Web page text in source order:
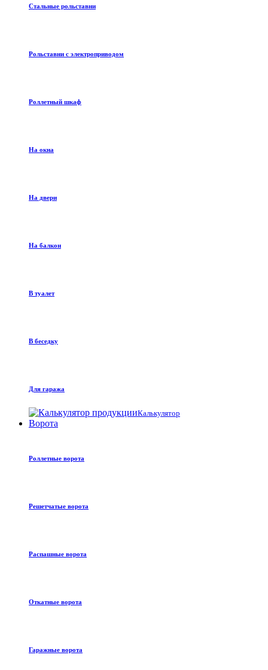
Стальные рольставни
Рольставни с электроприводом
Роллетный шкаф
На окна
На двери
На балкон
В туалет
В беседку
Для гаража
Калькулятор
Ворота
Роллетные ворота
Решетчатые ворота
Распашные ворота
Откатные ворота
Гаражные ворота